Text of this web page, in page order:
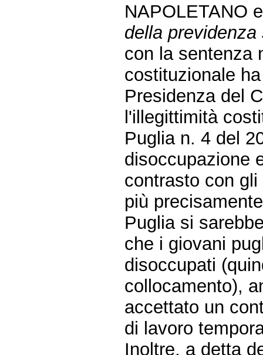
NAPOLETANO
della previdenza
con la sentenza
costituzionale
Presidenza del
l'illegittimità
Puglia n. 4 del
disoccupazione
contrasto con
più
Puglia si
che i giovani
disoccupati
collocamento),
accettato un
di lavoro
Inoltre, a detta